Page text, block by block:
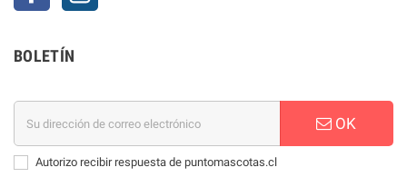
BOLETÍN
OK
Autorizo recibir respuesta de puntomascotas.cl